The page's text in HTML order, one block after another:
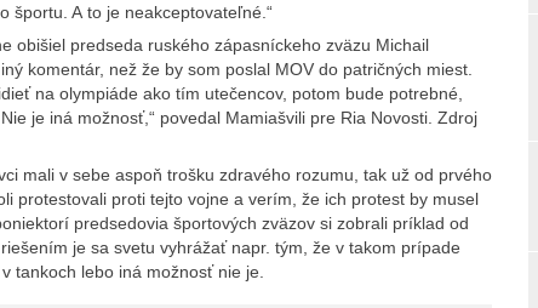
športu. A to je neakceptovateľné.“
obišiel predseda ruského zápasníckeho zväzu Michail
komentár, než že by som poslal MOV do patričných miest.
na olympiáde ako tím utečencov, potom bude potrebné,
je iná možnosť,“ povedal Mamiašvili pre Ria Novosti. Zdroj
mali v sebe aspoň trošku zdravého rozumu, tak už od prvého
protestovali proti tejto vojne a verím, že ich protest by musel
predsedovia športových zväzov si zobrali príklad od
je sa svetu vyhrážať napr. tým, že v takom prípade
tankoch lebo iná možnosť nie je.